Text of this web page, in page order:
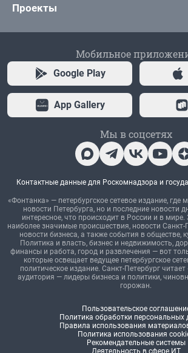
Проекты
Мобильное
Google Play
App Gallery
Мы в соцсетях
Контактные данные для Роскомнадзора и
«Фонтанка» — петербургское сетевое издание, где
новости Петербурга, но и последние новости
интересное, что происходит в России и в
наиболее значимые происшествия, новости Санкт-
новости бизнеса, а также события в обществе,
Политика и власть, бизнес и недвижимость,
финансы и работа, город и развлечения — вот
которые освещает ведущее петербургское
политическое издание. Санкт-Петербург
аудитория — лидеры бизнеса и политики,
горожан.
Пользовательское
Политика обработки персональных
Правила использования
Политика использования
Рекомендательные системы
Деятельность в сфере ИТ